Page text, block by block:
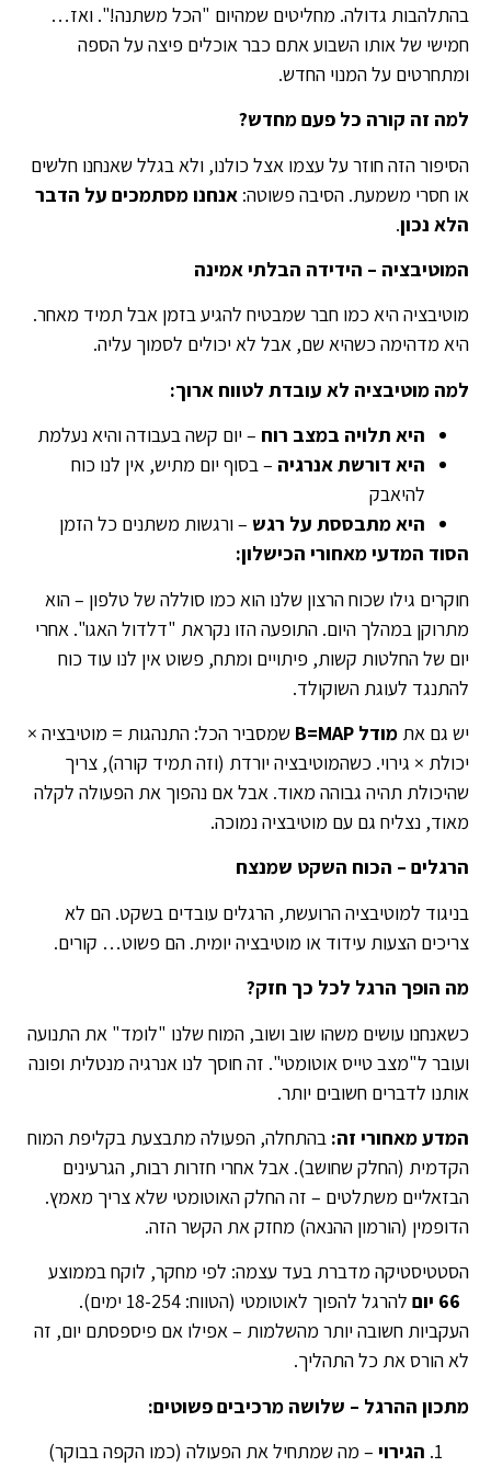
בהתלהבות גדולה. מחליטים שמהיום "הכל משתנה!". ואז…
חמישי של אותו השבוע אתם כבר אוכלים פיצה על הספה
ומתחרטים על המנוי החדש.
למה זה קורה כל פעם מחדש?
הסיפור הזה חוזר על עצמו אצל כולנו, ולא בגלל שאנחנו חלשים
או חסרי משמעת. הסיבה פשוטה: אנחנו מסתמכים על הדבר
הלא נכון.
המוטיבציה – הידידה הבלתי אמינה
מוטיבציה היא כמו חבר שמבטיח להגיע בזמן אבל תמיד מאחר.
היא מדהימה כשהיא שם, אבל לא יכולים לסמוך עליה.
למה מוטיבציה לא עובדת לטווח ארוך:
היא תלויה במצב רוח – יום קשה בעבודה והיא נעלמת
היא דורשת אנרגיה – בסוף יום מתיש, אין לנו כוח
להיאבק
היא מתבססת על רגש – ורגשות משתנים כל הזמן
הסוד המדעי מאחורי הכישלון:
חוקרים גילו שכוח הרצון שלנו הוא כמו סוללה של טלפון – הוא
מתרוקן במהלך היום. התופעה הזו נקראת "דלדול האגו". אחרי
יום של החלטות קשות, פיתויים ומתח, פשוט אין לנו עוד כוח
להתנגד לעוגת השוקולד.
יש גם את מודל
שמסביר הכל: התנהגות = מוטיבציה ×
יכולת × גירוי. כשהמוטיבציה יורדת (וזה תמיד קורה), צריך
שהיכולת תהיה גבוהה מאוד. אבל אם נהפוך את הפעולה לקלה
מאוד, נצליח גם עם מוטיבציה נמוכה.
הרגלים – הכוח השקט שמנצח
בניגוד למוטיבציה הרועשת, הרגלים עובדים בשקט. הם לא
צריכים הצעות עידוד או מוטיבציה יומית. הם פשוט… קורים.
מה הופך הרגל לכל כך חזק?
כשאנחנו עושים משהו שוב ושוב, המוח שלנו "לומד" את התנועה
ועובר ל"מצב טייס אוטומטי". זה חוסך לנו אנרגיה מנטלית ופונה
אותנו לדברים חשובים יותר.
המדע מאחורי זה: בהתחלה, הפעולה מתבצעת בקליפת המוח
הקדמית (החלק שחושב). אבל אחרי חזרות רבות, הגרעינים
הבזאליים משתלטים – זה החלק האוטומטי שלא צריך מאמץ.
הדופמין (הורמון ההנאה) מחזק את הקשר הזה.
הסטטיסטיקה מדברת בעד עצמה: לפי מחקר, לוקח בממוצע
יום
להרגל להפוך לאוטומטי (הטווח: 18-254 ימים).
העקביות חשובה יותר מהשלמות – אפילו אם פיספסתם יום, זה
לא הורס את כל התהליך.
מתכון ההרגל – שלושה מרכיבים פשוטים:
הגירוי – מה שמתחיל את הפעולה (כמו הקפה בבוקר)